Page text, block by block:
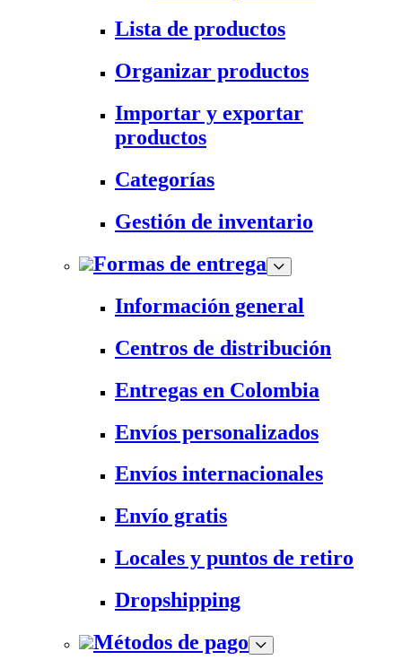
Lista de productos
Organizar productos
Importar y exportar
productos
Categorías
Gestión de inventario
Formas de entrega
Información general
Centros de distribución
Entregas en Colombia
Envíos personalizados
Envíos internacionales
Envío gratis
Locales y puntos de retiro
Dropshipping
Métodos de pago